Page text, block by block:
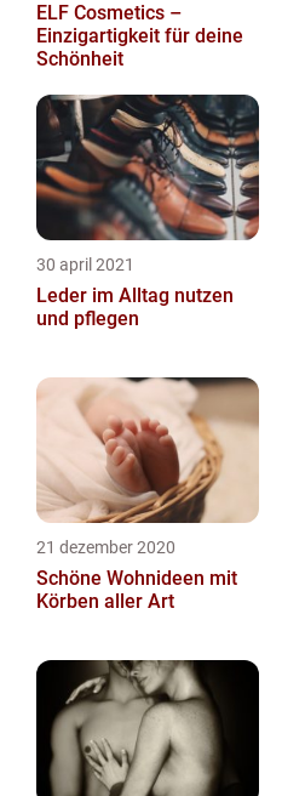
ELF Cosmetics –
Einzigartigkeit für deine
Schönheit
30 april 2021
Leder im Alltag nutzen
und pflegen
21 dezember 2020
Schöne Wohnideen mit
Körben aller Art